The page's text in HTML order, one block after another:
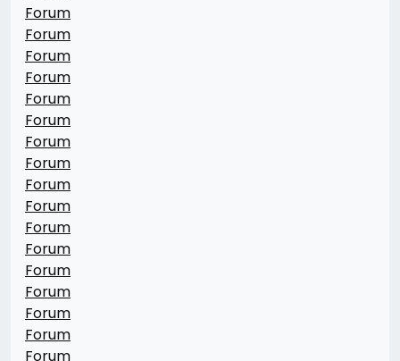
Forum
Forum
Forum
Forum
Forum
Forum
Forum
Forum
Forum
Forum
Forum
Forum
Forum
Forum
Forum
Forum
Forum